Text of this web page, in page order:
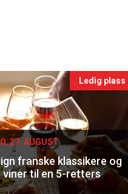
Ledig plass
27. AUGUST
franske klassikere og
viner til en 5-retters